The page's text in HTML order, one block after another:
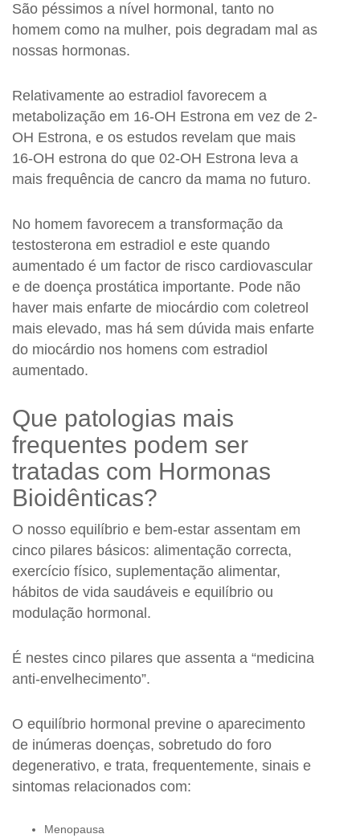
São péssimos a nível hormonal, tanto no
homem como na mulher, pois degradam mal as
nossas hormonas.
Relativamente ao estradiol favorecem a
metabolização em 16-OH Estrona em vez de 2-
OH Estrona, e os estudos revelam que mais
16-OH estrona do que 02-OH Estrona leva a
mais frequência de cancro da mama no futuro.
No homem favorecem a transformação da
testosterona em estradiol e este quando
aumentado é um factor de risco cardiovascular
e de doença prostática importante. Pode não
haver mais enfarte de miocárdio com coletreol
mais elevado, mas há sem dúvida mais enfarte
do miocárdio nos homens com estradiol
aumentado.
Que patologias mais
frequentes podem ser
tratadas com Hormonas
Bioidênticas?
O nosso equilíbrio e bem-estar assentam em
cinco pilares básicos: alimentação correcta,
exercício físico, suplementação alimentar,
hábitos de vida saudáveis e equilíbrio ou
modulação hormonal.
É nestes cinco pilares que assenta a “medicina
anti-envelhecimento”.
O equilíbrio hormonal previne o aparecimento
de inúmeras doenças, sobretudo do foro
degenerativo, e trata, frequentemente, sinais e
sintomas relacionados com:
Menopausa